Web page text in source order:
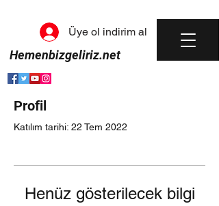
Hemenbizgeliriz.net
Üye ol indirim al
Profil
Katılım tarihi: 22 Tem 2022
Henüz gösterilecek bilgi